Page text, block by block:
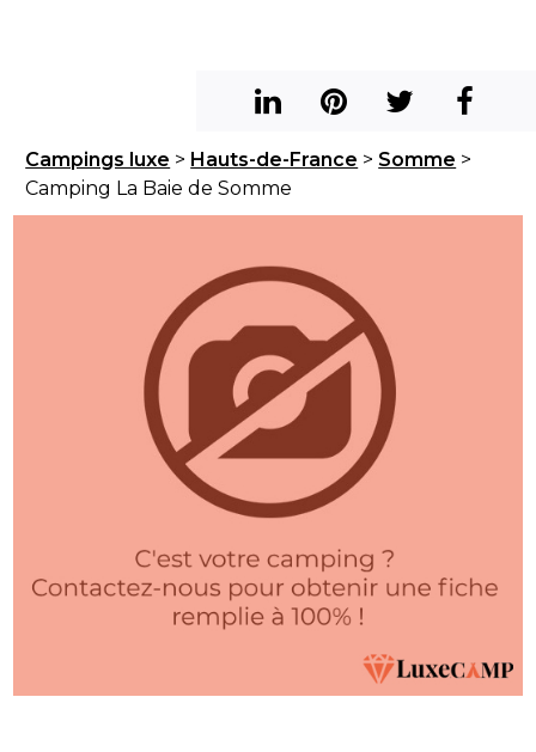
Campings luxe > Hauts-de-France > Somme >
Camping La Baie de Somme